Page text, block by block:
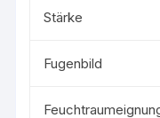
Stärke
Fugenbild